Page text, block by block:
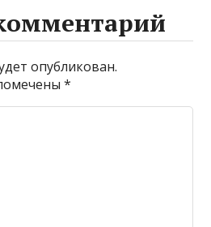
опубликован.
*